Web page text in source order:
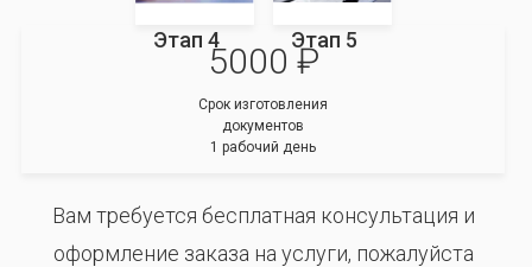
Этап 4 Этап 5
5000 ₽
Срок изготовления
документов
1 рабочий день
Вам требуется бесплатная консультация и
оформление заказа на услуги, пожалуйста